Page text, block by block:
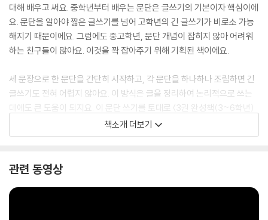
대해 배우고 써요. 중학년부터 배우는 문단은 글쓰기의 기본이자 핵심이에
요. 문단을 알아야 짧은 글쓰기를 넘어 고학년의 긴 글쓰기가 비로소 가능
해지기 때문이에요. 그럼에도 중고학년, 문단 개념이 잡히지 않아 어려워
하는 친구들이 많아요. 이것을 꽉 잡아주기 위해 기획된 책이에요.
세 문장으로 한 문단을 간단히 시작하고, 각 문단을 하나하나 조립하면 긴
글쓰기도 전혀 어렵지 않아요. 이 방식은 글을 정리하여 논리적으로 쓰는
데에도 큰 도움이 되지요. 이 문단 쓰기를 토대로 〈3권 완성책(3~6학년)
(출간 예정)〉에서는 학교에서 필수적인 글쓰기인 상상글, 생활글, 설명글,
주장글, 독후감상글 등을 뚝딱 완성합니다! 한 문장 쓰기부터 형식을 갖춘
용은 ‘라온쌤 글쓰기’ 유튜브의 강의를 들으며 해 볼 수도 있어요.
책소개 더보기
관련 동영상